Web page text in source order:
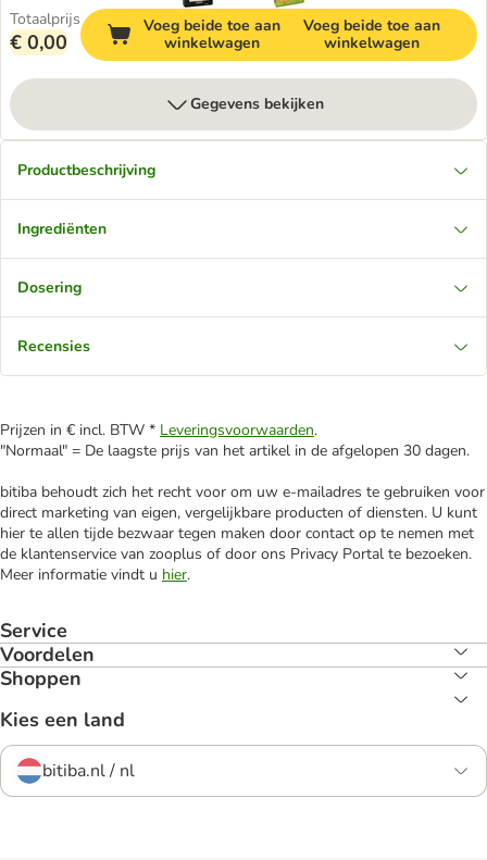
Totaalprijs
€ 0,00
Voeg beide toe aan
winkelwagen
Voeg beide toe aan
winkelwagen
Gegevens bekijken
Productbeschrijving
Ingrediënten
Dosering
Recensies
Prijzen in € incl. BTW * Leveringsvoorwaarden.
"Normaal" = De laagste prijs van het artikel in de afgelopen 30 dagen.
bitiba behoudt zich het recht voor om uw e-mailadres te gebruiken voor
direct marketing van eigen, vergelijkbare producten of diensten. U kunt
hier te allen tijde bezwaar tegen maken door contact op te nemen met
de klantenservice van zooplus of door ons Privacy Portal te bezoeken.
Meer informatie vindt u hier.
Service
Voordelen
Shoppen
Kies een land
bitiba.nl / nl